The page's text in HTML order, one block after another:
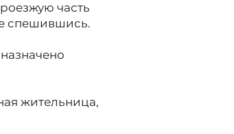
часть
спешившись.
жительница,